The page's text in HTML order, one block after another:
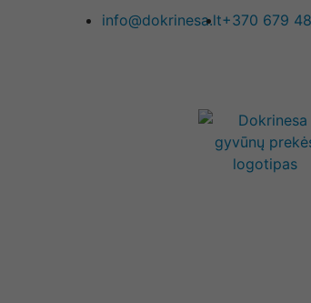
info@dokrinesa.lt+370 679